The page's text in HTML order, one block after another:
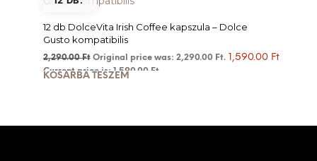
12 db DolceVita Irish Coffee kapszula – Dolce
Gusto kompatibilis
2,290.00Ft Original price was: 2,290.00 Ft. 1,590.00 Ft
Current price is: 1,590.00 Ft.
KOSÁRBA TESZEM